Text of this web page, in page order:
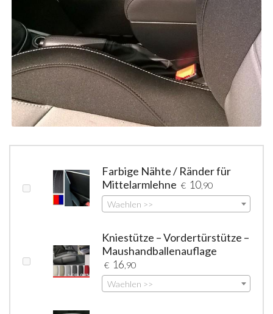
Farbige Nähte / Ränder für
Mittelarmlehne € 10 ,90
Waehlen >>
Kniestütze – Vordertürstütze –
Maushandballenauflage
€ 16 ,90
Waehlen >>